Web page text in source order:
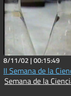
8/11/02 |00:15:49
II Semana de la
Semana de la